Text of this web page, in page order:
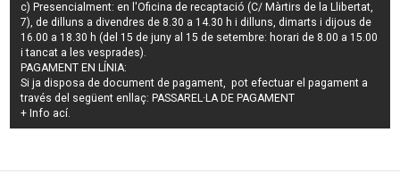
c) Presencialment: en l'Oficina de recaptació (C/ Màrtirs de la Llibertat,
7), de dilluns a divendres de 8.30 a 14.30 h i dilluns, dimarts i dijous de
16.00 a 18.30 h (del 15 de juny al 15 de setembre: horari de 8.00 a 15.00
i tancat a les vesprades).
PAGAMENT EN LÍNIA:
Si ja disposa de document de pagament, pot efectuar el pagament a
través del següent enllaç: PASSAREL·LA DE PAGAMENT
+ Info ací.